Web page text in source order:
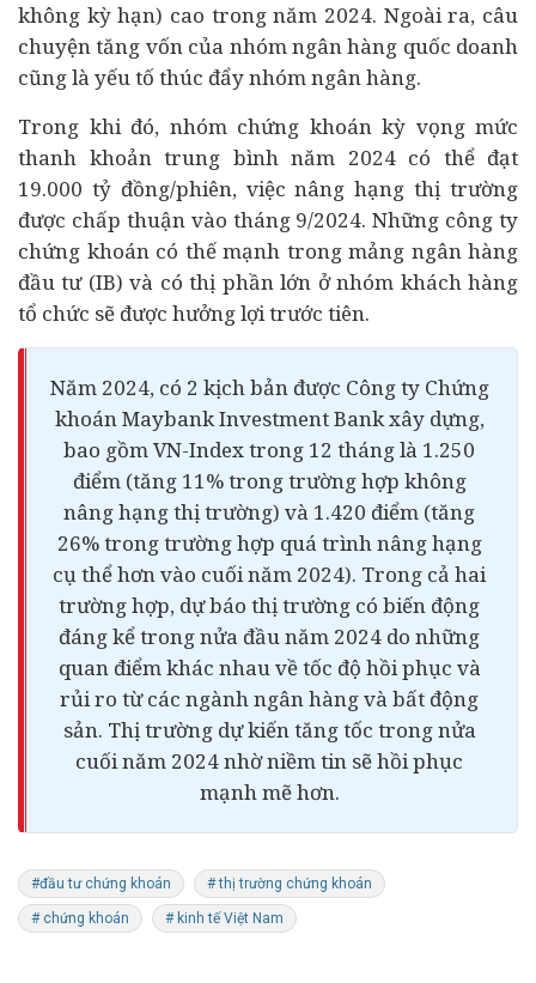
không kỳ hạn) cao trong năm 2024. Ngoài ra, câu
chuyện tăng vốn của nhóm ngân hàng quốc doanh
cũng là yếu tố thúc đẩy nhóm ngân hàng.
Trong khi đó, nhóm chứng khoán kỳ vọng mức
thanh khoản trung bình năm 2024 có thể đạt
19.000 tỷ đồng/phiên, việc nâng hạng thị trường
được chấp thuận vào tháng 9/2024. Những công ty
chứng khoán có thế mạnh trong mảng ngân hàng
đầu tư (IB) và có thị phần lớn ở nhóm khách hàng
tổ chức sẽ được hưởng lợi trước tiên.
Năm 2024, có 2 kịch bản được Công ty Chứng
khoán Maybank Investment Bank xây dựng,
bao gồm VN-Index trong 12 tháng là 1.250
điểm (tăng 11% trong trường hợp không
nâng hạng thị trường) và 1.420 điểm (tăng
26% trong trường hợp quá trình nâng hạng
cụ thể hơn vào cuối năm 2024). Trong cả hai
trường hợp, dự báo thị trường có biến động
đáng kể trong nửa đầu năm 2024 do những
quan điểm khác nhau về tốc độ hồi phục và
rủi ro từ các ngành ngân hàng và bất động
sản. Thị trường dự kiến tăng tốc trong nửa
cuối năm 2024 nhờ niềm tin sẽ hồi phục
mạnh mẽ hơn.
#đầu tư chứng khoán # thị trường chứng khoán
# chứng khoán # kinh tế Việt Nam